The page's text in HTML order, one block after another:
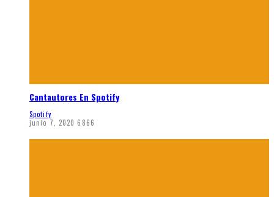
Cantautores En Spotify
Spotify
junio 7, 2020 6866